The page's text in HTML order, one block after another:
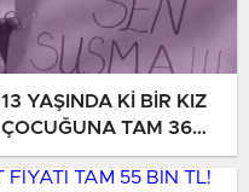
13 YAŞINDA Kİ BİR KIZ
ÇOCUĞUNA TAM 36
KİŞİ TECAVÜZ EDİYOR!
BU ÜLKE BU HALK